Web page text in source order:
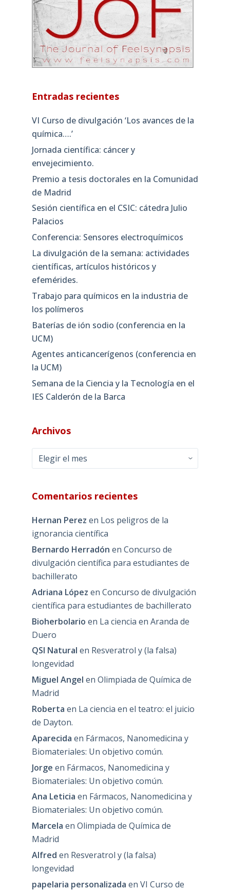
Entradas recientes
VI Curso de divulgación ‘Los avances de la
química….’
Jornada científica: cáncer y
envejecimiento.
Premio a tesis doctorales en la Comunidad
de Madrid
Sesión científica en el CSIC: cátedra Julio
Palacios
Conferencia: Sensores electroquímicos
La divulgación de la semana: actividades
científicas, artículos históricos y
efemérides.
Trabajo para químicos en la industria de
los polímeros
Baterías de ión sodio (conferencia en la
UCM)
Agentes anticancerígenos (conferencia en
la UCM)
Semana de la Ciencia y la Tecnología en el
IES Calderón de la Barca
Archivos
Archivos
Comentarios recientes
Hernan Perez en Los peligros de la
ignorancia científica
Bernardo Herradón en Concurso de
divulgación científica para estudiantes de
bachillerato
Adriana López en Concurso de divulgación
científica para estudiantes de bachillerato
Bioherbolario en La ciencia en Aranda de
Duero
QSI Natural en Resveratrol y (la falsa)
longevidad
Miguel Angel en Olimpiada de Química de
Madrid
Roberta en La ciencia en el teatro: el juicio
de Dayton.
Aparecida en Fármacos, Nanomedicina y
Biomateriales: Un objetivo común.
Jorge en Fármacos, Nanomedicina y
Biomateriales: Un objetivo común.
Ana Leticia en Fármacos, Nanomedicina y
Biomateriales: Un objetivo común.
Marcela en Olimpiada de Química de
Madrid
Alfred en Resveratrol y (la falsa)
longevidad
papelaria personalizada en VI Curso de